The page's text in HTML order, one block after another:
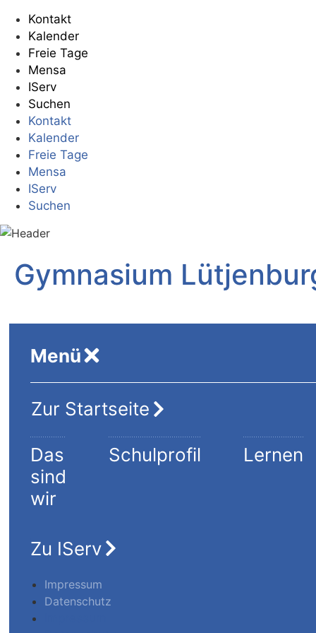
Kontakt
Kalender
Freie Tage
Mensa
IServ
Suchen
Kontakt
Kalender
Freie Tage
Mensa
IServ
Suchen
Gymnasium
Menü
Zur Startseite
Das
sind
wir
Schulprofil Lernen
Zu IServ
Impressum
Datenschutz